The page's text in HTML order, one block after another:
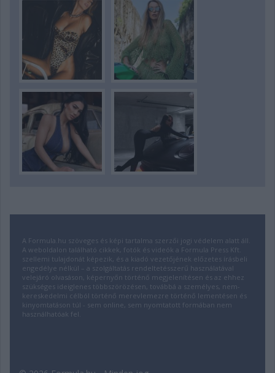
A Formula.hu szöveges és képi tartalma szerzői jogi védelem alatt áll.
A weboldalon található cikkek, fotók és videók a Formula Press Kft.
szellemi tulajdonát képezik, és a kiadó vezetőjének előzetes írásbeli
engedélye nélkül – a szolgáltatás rendeltetésszerű használatával
velejáró olvasáson, képernyőn történő megjelenítésen és az ehhez
szükséges ideiglenes többszörözésen, továbbá a személyes, nem-
kereskedelmi célból történő merevlemezre történő lementésen és
kinyomtatáson túl - sem online, sem nyomtatott formában nem
használhatóak fel.